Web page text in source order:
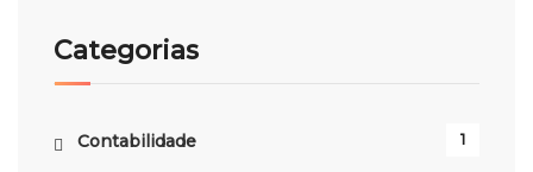
Categorias
Contabilidade 1